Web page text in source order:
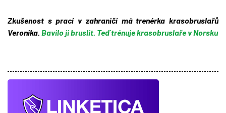
Zkušenost s prací v zahraničí má trenérka krasobruslařů
Veronika. Bavilo ji bruslit. Teď trénuje krasobruslaře v Norsku